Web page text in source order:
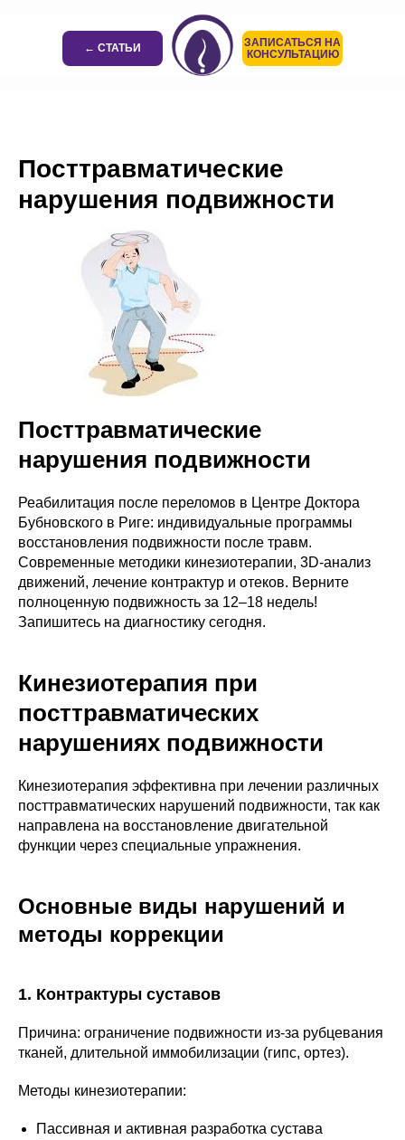
← СТАТЬИ
ЗАПИСАТЬСЯ НА
КОНСУЛЬТАЦИЮ
Посттравматические
нарушения подвижности
Посттравматические
нарушения подвижности
Реабилитация после переломов в Центре Доктора
Бубновского в Риге: индивидуальные программы
восстановления подвижности после травм.
Современные методики кинезиотерапии, 3D-анализ
движений, лечение контрактур и отеков. Верните
полноценную подвижность за 12–18 недель!
Запишитесь на диагностику сегодня.
Кинезиотерапия при
посттравматических
нарушениях подвижности
Кинезиотерапия эффективна при лечении различных
посттравматических нарушений подвижности, так как
направлена на восстановление двигательной
функции через специальные упражнения.
Основные виды нарушений и
методы коррекции
1. Контрактуры суставов
Причина: ограничение подвижности из-за рубцевания
тканей, длительной иммобилизации (гипс, ортез).
Методы кинезиотерапии:
Пассивная и активная разработка сустава